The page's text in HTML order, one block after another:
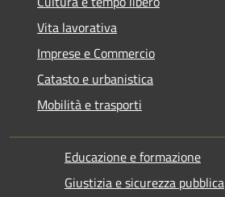
Vita lavorativa
Imprese e Commercio
Catasto e urbanistica
Mobilità e trasporti
Educazione e formazione
Giustizia e sicurezza pubblica